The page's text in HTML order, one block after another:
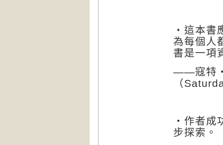
‧這本書
為每個人
書是一項
——寇特
（
‧作者成
步探索。